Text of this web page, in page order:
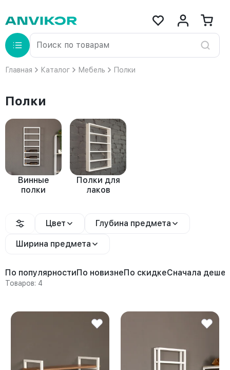
Главная Каталог Мебель Полки
Полки
Винные
полки
Полки для
лаков
Цвет Глубина предмета
Ширина предмета
По популярностиПо новизнеПо скидкеСначала
Товаров: 4